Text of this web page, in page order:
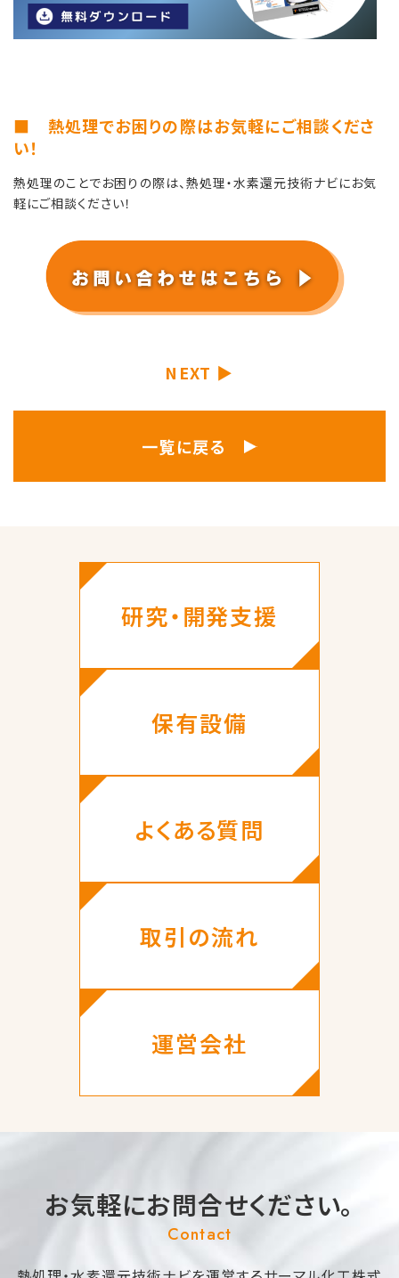
■ 熱処理でお困りの際はお気軽にご相談くださ
い！
熱処理のことでお困りの際は、熱処理・水素還元技術ナビにお気
軽にご相談ください！
NEXT ▶
一覧に戻る
研究・開発支援
保有設備
よくある質問
取引の流れ
運営会社
お気軽にお問合せください。
Contact